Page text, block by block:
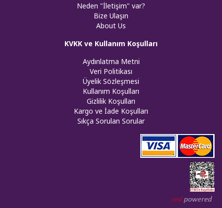
Neden "İletişim" var?
Bize Ulaşın
About Us
KVKK ve Kullanım Koşulları
Aydınlatma Metni
Veri Politikası
Üyelik Sözleşmesi
Kullanım Koşulları
Gizlilik Koşulları
Kargo ve İade Koşulları
Sıkça Sorulan Sorular
Web